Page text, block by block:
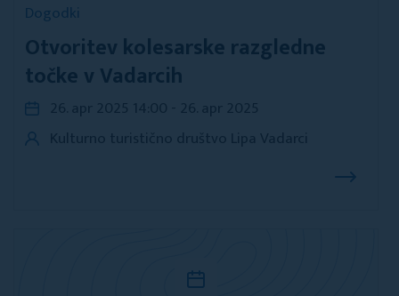
Dogodki
Otvoritev kolesarske razgledne
točke v Vadarcih